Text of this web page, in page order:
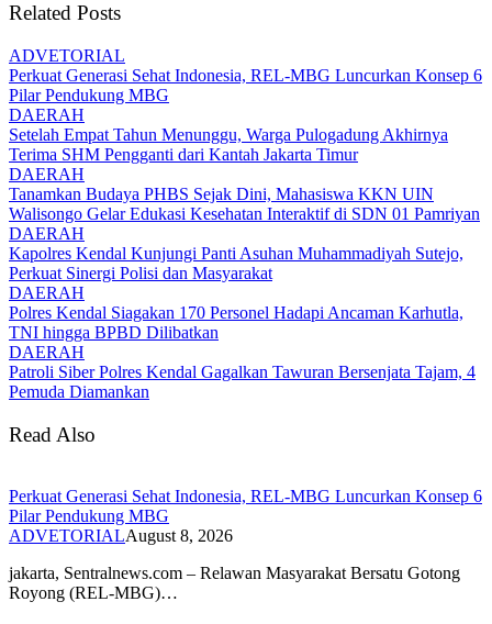
Related Posts
ADVETORIAL
Perkuat Generasi Sehat Indonesia, REL-MBG Luncurkan Konsep 6
Pilar Pendukung MBG
DAERAH
Setelah Empat Tahun Menunggu, Warga Pulogadung Akhirnya
Terima SHM Pengganti dari Kantah Jakarta Timur
DAERAH
Tanamkan Budaya PHBS Sejak Dini, Mahasiswa KKN UIN
Walisongo Gelar Edukasi Kesehatan Interaktif di SDN 01 Pamriyan
DAERAH
Kapolres Kendal Kunjungi Panti Asuhan Muhammadiyah Sutejo,
Perkuat Sinergi Polisi dan Masyarakat
DAERAH
Polres Kendal Siagakan 170 Personel Hadapi Ancaman Karhutla,
TNI hingga BPBD Dilibatkan
DAERAH
Patroli Siber Polres Kendal Gagalkan Tawuran Bersenjata Tajam, 4
Pemuda Diamankan
Read Also
Perkuat Generasi Sehat Indonesia, REL-MBG Luncurkan Konsep 6
Pilar Pendukung MBG
ADVETORIALAugust 8, 2026
‎jakarta, Sentralnews.com – Relawan Masyarakat Bersatu Gotong
Royong (REL-MBG)…